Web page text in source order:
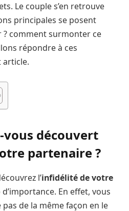
Le couple s’en retrouve
principales se posent
comment surmonter ce
répondre à ces
article.
vous découvert
partenaire ?
l’infidélité de votre
En effet, vous
de la même façon en le